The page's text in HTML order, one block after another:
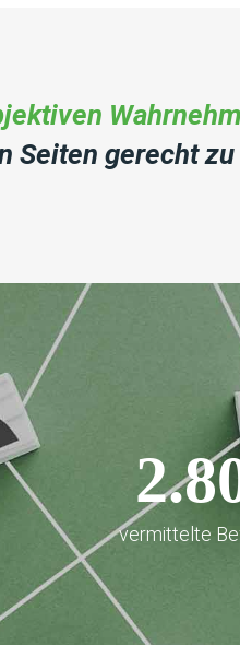
Seiten gerecht
vermittelte